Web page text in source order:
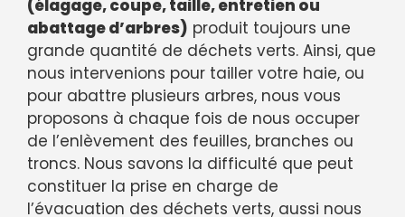
(élagage, coupe, taille, entretien ou
abattage d’arbres) produit toujours une
grande quantité de déchets verts. Ainsi, que
nous intervenions pour tailler votre haie, ou
pour abattre plusieurs arbres, nous vous
proposons à chaque fois de nous occuper
de l’enlèvement des feuilles, branches ou
troncs. Nous savons la difficulté que peut
constituer la prise en charge de
l’évacuation des déchets verts, aussi nous